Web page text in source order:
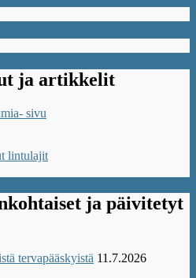
ja artikkelit
sivu
lintulajit
ja päivitetyt
tervapääskyistä 11.7.2026